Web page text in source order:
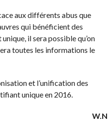
aux différents abus que
qui bénéficient des
il sera possible qu’on
toutes les informations le
et l’unification des
unique en 2016.
W.N